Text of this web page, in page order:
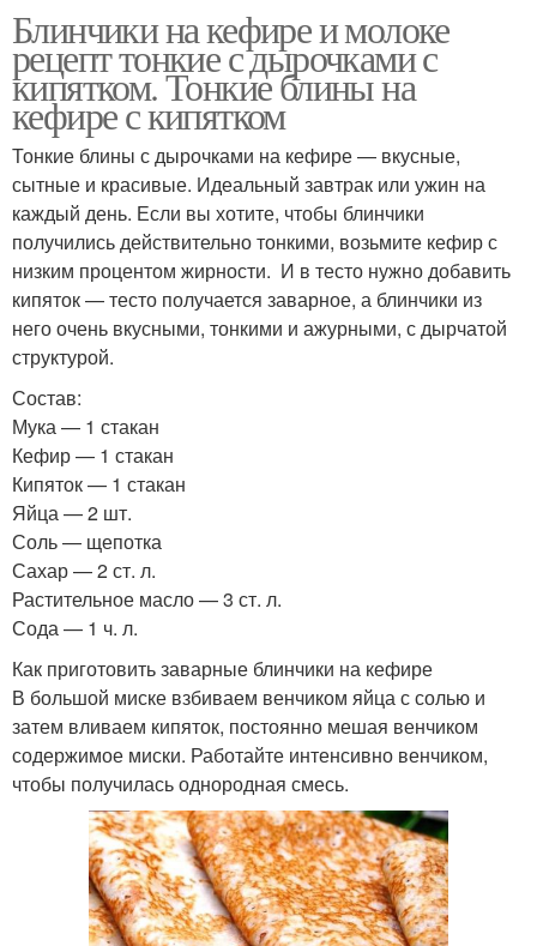
Блинчики на кефире и молоке
рецепт тонкие с дырочками с
кипятком. Тонкие блины на
кефире с кипятком
Тонкие блины с дырочками на кефире — вкусные,
сытные и красивые. Идеальный завтрак или ужин на
каждый день. Если вы хотите, чтобы блинчики
получились действительно тонкими, возьмите кефир с
низким процентом жирности. И в тесто нужно добавить
кипяток — тесто получается заварное, а блинчики из
него очень вкусными, тонкими и ажурными, с дырчатой
структурой.
Состав:
Мука — 1 стакан
Кефир — 1 стакан
Кипяток — 1 стакан
Яйца — 2 шт.
Соль — щепотка
Сахар — 2 ст. л.
Растительное масло — 3 ст. л.
Сода — 1 ч. л.
Как приготовить заварные блинчики на кефире
В большой миске взбиваем венчиком яйца с солью и
затем вливаем кипяток, постоянно мешая венчиком
содержимое миски. Работайте интенсивно венчиком,
чтобы получилась однородная смесь.